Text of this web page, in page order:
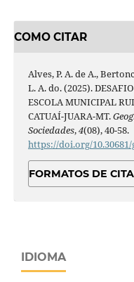
COMO CITAR
Alves, P. A. de A.,
L. A. do. (2025).
ESCOLA MUNICIPAL
CATUAÍ-JUARA-MT.
Sociedades,4(08), 40-58.
https://doi.org/10.30681/
FORMATOS DE
IDIOMA